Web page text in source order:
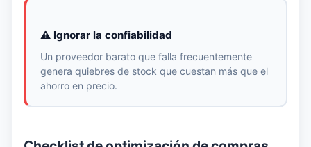
⚠️ Ignorar la confiabilidad
Un proveedor barato que falla frecuentemente
genera quiebres de stock que cuestan más que el
ahorro en precio.